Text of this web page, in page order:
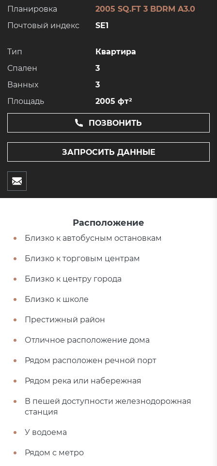
Планировка
2005 SQ.FT 3 BDRM A3.0
Почтовый индекс
SE1
Тип
Квартира
Спален
3
Ванных
3
Площадь
2005 фт²
ПОЗВОНИТЬ
ЗАПРОСИТЬ ДАННЫЕ
Расположение
Близко к автобусным остановкам
Близко к торговым центрам
Близко к центру города
Близко к школе
Престижный район
Отличное расположение дома
Рядом расположен речной порт
Рядом река или набережная
В пешей доступности железнодорожная
станция
У водоема
Рядом с метро